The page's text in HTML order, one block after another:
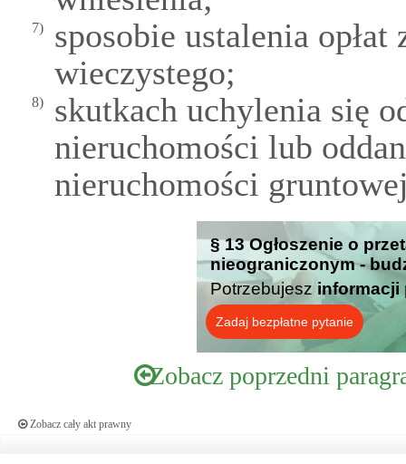
7)
sposobie ustalenia
wieczystego;
8)
skutkach uchylenia się
nieruchomości lub
nieruchomości
§ 13 Ogłoszenie o
nieograniczonym -
Potrzebujesz informacji
Zadaj bezpłatne pytanie
Zobacz poprzedni
Zobacz cały akt prawny